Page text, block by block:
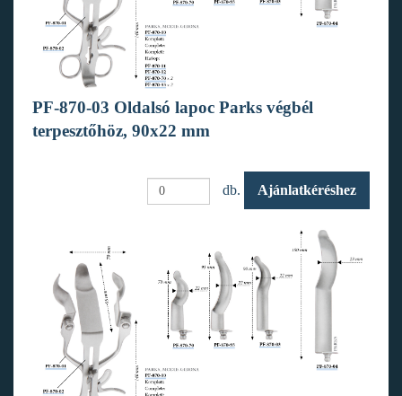
PF-870-03 Oldalsó lapoc Parks végbél
terpesztőhöz, 90x22 mm
db. Ajánlatkéréshez